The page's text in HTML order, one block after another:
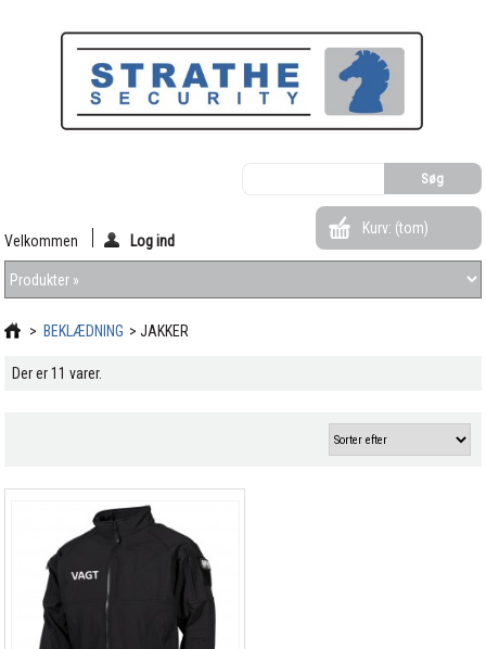
Kurv: (tom)
Velkommen Log ind
> BEKLÆDNING > JAKKER
Der er 11 varer.